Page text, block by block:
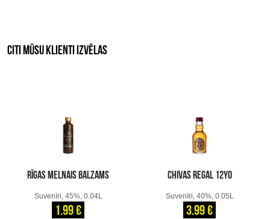
CITI MŪSU KLIENTI IZVĒLAS
RĪGAS MELNAIS BALZAMS
Suvenīri, 45%, 0.04L
1.99 €
CHIVAS REGAL 12YO
Suvenīri, 40%, 0.05L
3.99 €